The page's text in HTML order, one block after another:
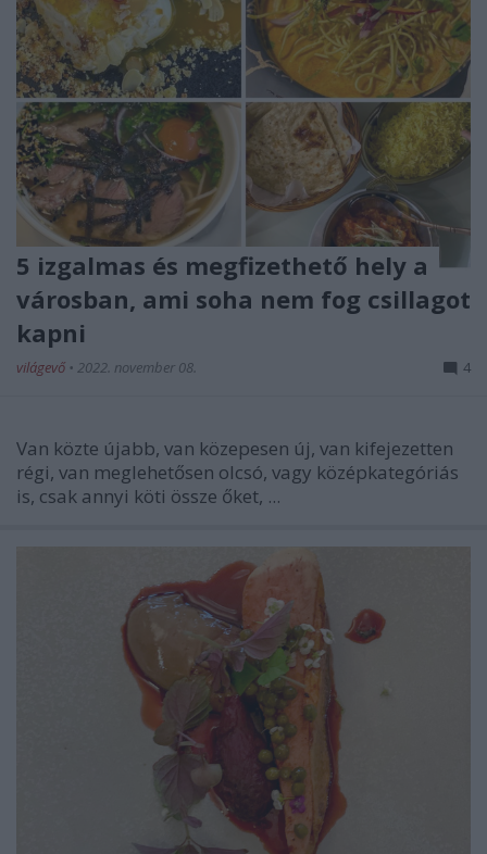
5 izgalmas és megfizethető hely a
városban, ami soha nem fog csillagot
kapni
világevő • 2022. november 08. 4
Van közte újabb, van közepesen új, van kifejezetten
régi, van meglehetősen olcsó, vagy középkategóriás
is, csak annyi köti össze őket, ...